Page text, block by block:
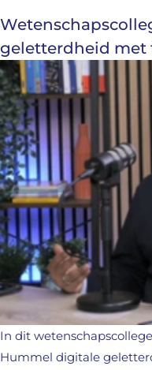
geletterdheid met
In dit
Hummel digitale